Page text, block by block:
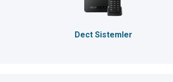
Dect Sistemler